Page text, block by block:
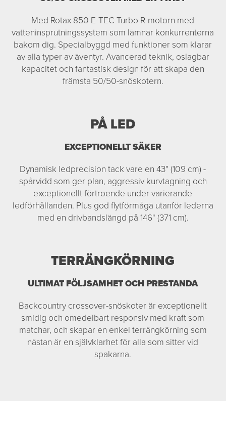
Med Rotax 850 E-TEC Turbo R-motorn med
vatteninsprutningssystem som lämnar konkurrenterna
bakom dig. Specialbyggd med funktioner som klarar
av alla typer av äventyr. Avancerad teknik, oslagbar
kapacitet och fantastisk design för att skapa den
främsta 50/50-snöskotern.
PÅ LED
EXCEPTIONELLT SÄKER
Dynamisk ledprecision tack vare en 43" (109 cm) -
spårvidd som ger plan, aggressiv kurvtagning och
exceptionellt förtroende under varierande
ledförhållanden. Plus god flytförmåga utanför lederna
med en drivbandslängd på 146" (371 cm).
TERRÄNGKÖRNING
ULTIMAT FÖLJSAMHET OCH PRESTANDA
Backcountry crossover-snöskoter är exceptionellt
smidig och omedelbart responsiv med kraft som
matchar, och skapar en enkel terrängkörning som
nästan är en självklarhet för alla som sitter vid
spakarna.